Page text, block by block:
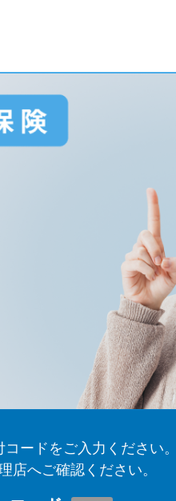
ードをご入力ください。
店へご確認ください。